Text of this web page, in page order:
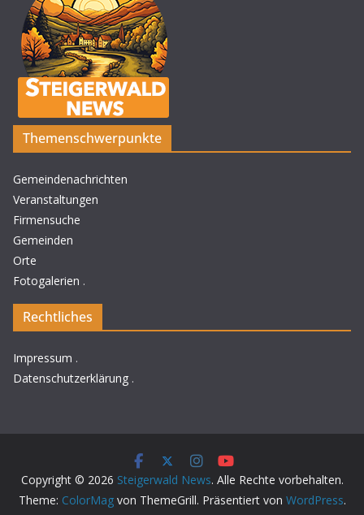
Themenschwerpunkte
Gemeindenachrichten
Veranstaltungen
Firmensuche
Gemeinden
Orte
Fotogalerien .
Rechtliches
Impressum .
Datenschutzerklärung .
Copyright © 2026 Steigerwald News. Alle Rechte vorbehalten.
Theme: ColorMagvon ThemeGrill. Präsentiert von WordPress.